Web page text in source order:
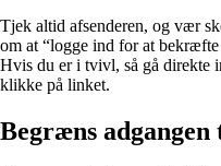
Tjek altid afsenderen, og vær
om at “logge ind for at
Hvis du er i tvivl, så gå direkte
klikke på linket.
Begræns